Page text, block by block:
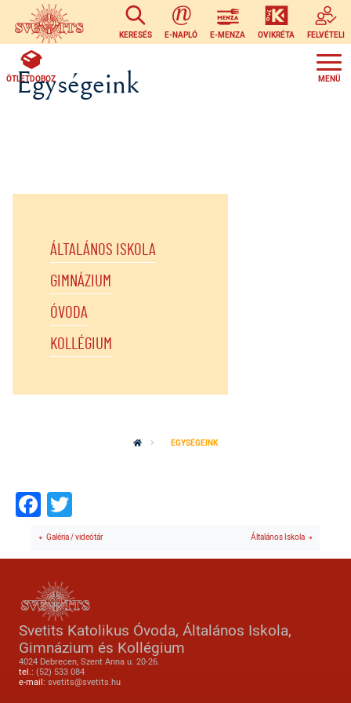
Ugrás a tartalomra
KERESÉS E-NAPLÓ E-MENZA OVIKRÉTA FELVÉTELI
ÖTLETDOBOZ
Egységeink
ÁLTALÁNOS ISKOLA
GIMNÁZIUM
ÓVODA
KOLLÉGIUM
EGYSÉGEINK
Facebook
Galéria / videótár Általános Iskola
Svetits Katolikus Óvoda, Általános Iskola,
Gimnázium és Kollégium
4024 Debrecen, Szent Anna u. 20-26.
tel.: (52) 533 084
e-mail: svetits@svetits.hu